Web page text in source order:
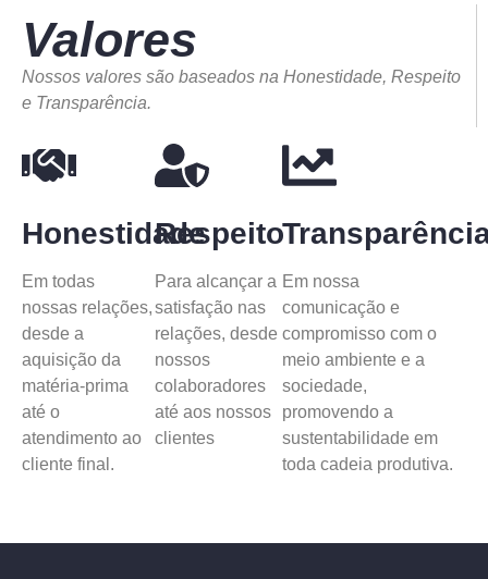
Valores
Nossos valores são baseados na Honestidade, Respeito
e Transparência.
Honestidade
Em todas
nossas relações,
desde a
aquisição da
matéria-prima
até o
atendimento ao
cliente final.
Respeito
Para alcançar a
satisfação nas
relações, desde
nossos
colaboradores
até aos nossos
clientes
Em nossa
comunicação e
compromisso com o
meio ambiente e a
sociedade,
promovendo a
sustentabilidade em
toda cadeia produtiva.